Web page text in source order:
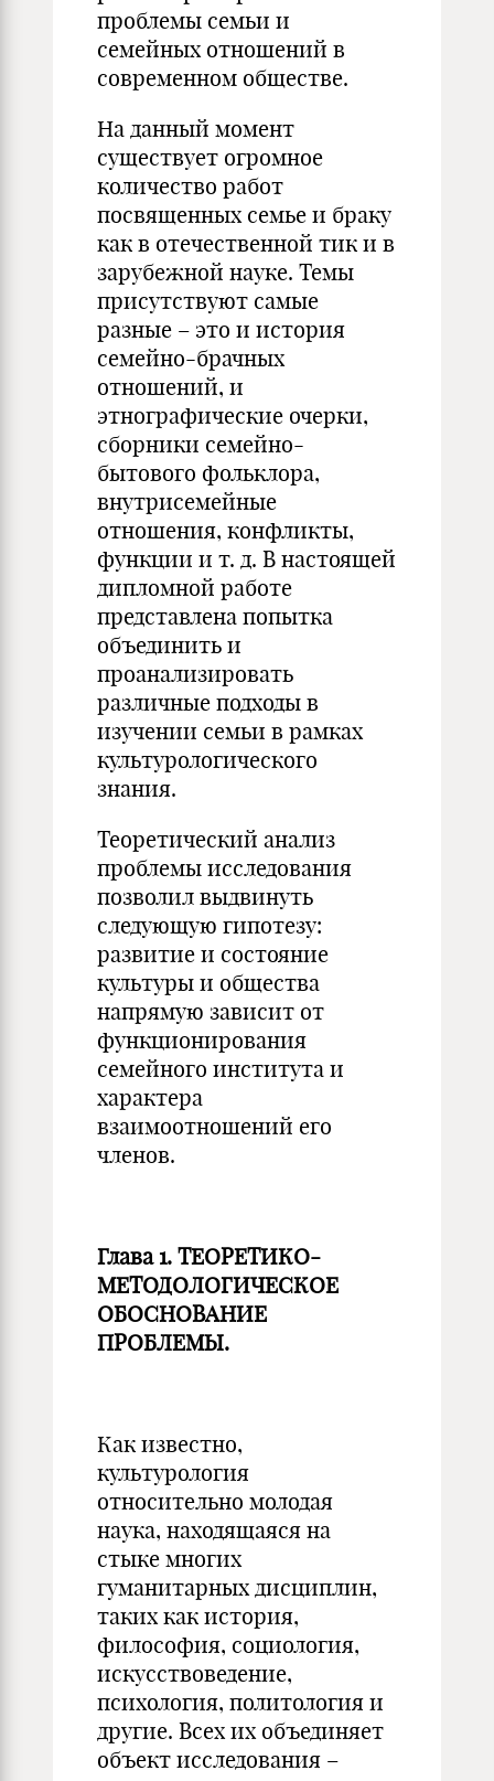
проблемы семьи и
семейных отношений в
современном обществе.
На данный момент
существует огромное
количество работ
посвященных семье и браку
как в отечественной тик и в
зарубежной науке. Темы
присутствуют самые
разные – это и история
семейно-брачных
отношений, и
этнографические очерки,
сборники семейно-
бытового фольклора,
внутрисемейные
отношения, конфликты,
функции и т. д. В настоящей
дипломной работе
представлена попытка
объединить и
проанализировать
различные подходы в
изучении семьи в рамках
культурологического
знания.
Теоретический анализ
проблемы исследования
позволил выдвинуть
следующую гипотезу:
развитие и состояние
культуры и общества
напрямую зависит от
функционирования
семейного института и
характера
взаимоотношений его
членов.
Глава 1. ТЕОРЕТИКО-
МЕТОДОЛОГИЧЕСКОЕ
ОБОСНОВАНИЕ
ПРОБЛЕМЫ.
Как известно,
культурология
относительно молодая
наука, находящаяся на
стыке многих
гуманитарных дисциплин,
таких как история,
философия, социология,
искусствоведение,
психология, политология и
другие. Всех их объединяет
объект исследования –